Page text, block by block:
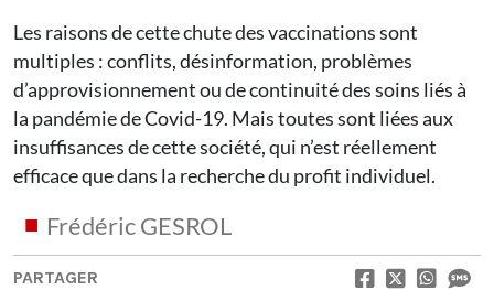
Les raisons de cette chute des vaccinations sont
multiples : conflits, désinformation, problèmes
d’approvisionnement ou de continuité des soins liés à
la pandémie de Covid-19. Mais toutes sont liées aux
insuffisances de cette société, qui n’est réellement
efficace que dans la recherche du profit individuel.
Frédéric GESROL
PARTAGER